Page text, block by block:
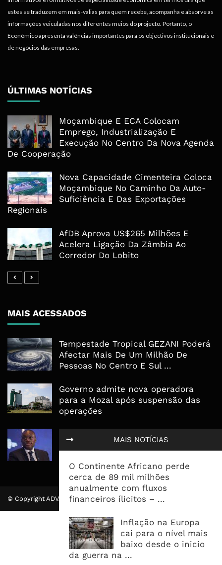
MAIS NOTÍCIAS
O Continente Africano perde
cerca de 89 mil milhões
anualmente com fluxos
financeiros ílicitos – ...
Inflação na Europa
cai para o nível mais
baixo desde o inicio
da guerra na ...
estes se traduzem em mais-valias para quem recebe, acompanha e absorve as
informações veiculadas nos diferentes meios do projecto. Portanto, o
Económico apresenta valências importantes para os objectivos institucionais e
de negócios das empresas.
ÚLTIMAS NOTÍCIAS
Moçambique E ECA Colocam
Emprego, Industrialização E
Execução No Centro Da Nova Agenda
De Cooperação
Nova Capacidade Cimenteira Coloca
Moçambique No Caminho Da Auto-
Suficiência E Das Exportações
Regionais
AfDB Aprova US$265 Milhões E
Acelera Ligação Da Zâmbia Ao
Corredor Do Lobito
MAIS ACESSADOS
Tempestade Tropical GEZANI Poderá
Afectar Mais De Um Milhão De
Pessoas No Centro E Sul ...
Governo admite nova operadora
para a Mozal após suspensão das
operações
CEO do Standard Bank pede ao
Governo que “saia do caminho” e
© Copyright ADVALUE. Todos Direitos Reservados.